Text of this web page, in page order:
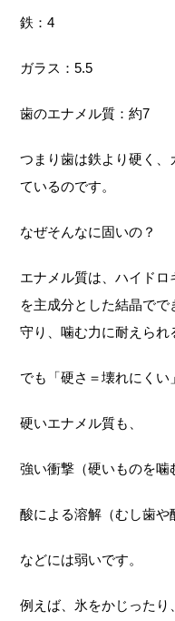
鉄：4
ガラス：5.5
歯のエナメル質：約7
つまり歯は鉄より硬く、
ているのです。
なぜそんなに固いの？
エナメル質は、ハイド
を主成分とした結晶で
守り、噛む力に耐えられ
でも「硬さ＝壊れにくい
硬いエナメル質も、
強い衝撃（硬いものを噛
酸による溶解（むし歯や
などには弱いです。
例えば、氷をかじった